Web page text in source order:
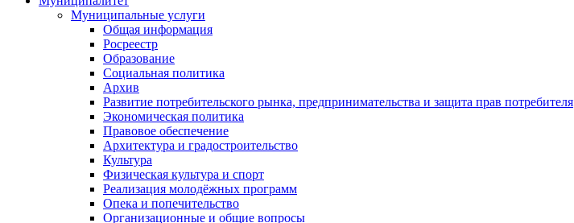
Муниципальные услуги
Общая информация
Росреестр
Образование
Социальная политика
Архив
Развитие потребительского рынка, предпринимательства и защита прав потребителя
Экономическая политика
Правовое обеспечение
Архитектура и градостроительство
Культура
Физическая культура и спорт
Реализация молодёжных программ
Опека и попечительство
Организационные и общие вопросы